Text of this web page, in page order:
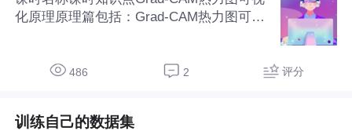
化原理原理篇包括：Grad-CAM热力图可视
486 2 评分
训练自己的数据集